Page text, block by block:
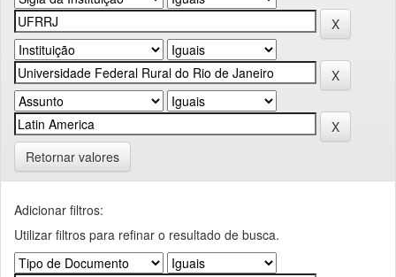
Retornar valores
Adicionar filtros:
Utilizar filtros para refinar o resultado de busca.